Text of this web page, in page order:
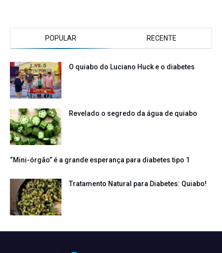
POPULAR RECENTE
O quiabo do Luciano Huck e o diabetes
Revelado o segredo da água de quiabo
“Mini-órgão” é a grande esperança para diabetes tipo 1
Tratamento Natural para Diabetes: Quiabo!